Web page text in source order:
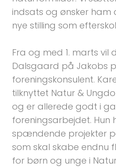
indsats og ønsker ham
nye stilling som
Fra og med 1. marts vil
Dalsgaard på Jakobs
foreningskonsulent.
tilknyttet Natur &
og er allerede godt i
foreningsarbejdet. Hun
spændende projekter
som skal skabe endnu
for børn og unge i